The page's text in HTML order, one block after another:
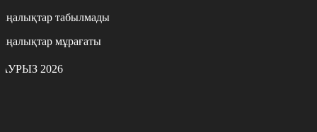
табылмады
мұрағаты
2026